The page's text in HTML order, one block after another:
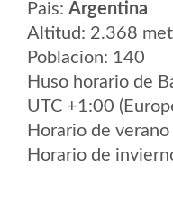
Pais: Argentina
Altitud: 2.368
Poblacion: 140
Huso horario de
UTC +1:00
Horario de
Horario de